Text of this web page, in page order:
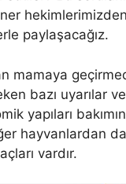
hekimlerimizden
paylaşacağız.
mamaya
bazı uyarılar
yapıları
hayvanlardan
vardır.